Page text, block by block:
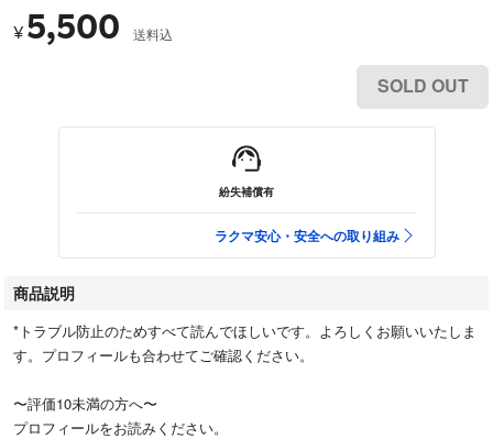
¥ 5,500 送料込
SOLD OUT
紛失補償有
ラクマ安心・安全への取り組み
商品説明
*トラブル防止のためすべて読んでほしいです。よろしくお願いいたしま
す。プロフィールも合わせてご確認ください。
〜評価10未満の方へ〜
プロフィールをお読みください。